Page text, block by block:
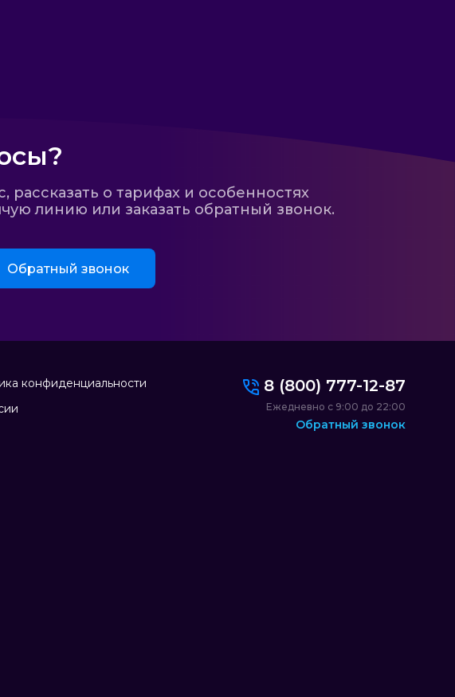
о тарифах и особенностях
линию или заказать обратный звонок.
Обратный звонок
конфиденциальности
8 (800) 777-12-87
Ежедневно с 9:00 до 22:00
Обратный звонок